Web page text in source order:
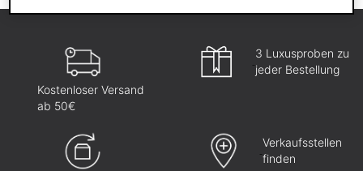
Kostenloser Versand
ab 50€
3 Luxusproben zu
jeder Bestellung
Verkaufsstellen
finden